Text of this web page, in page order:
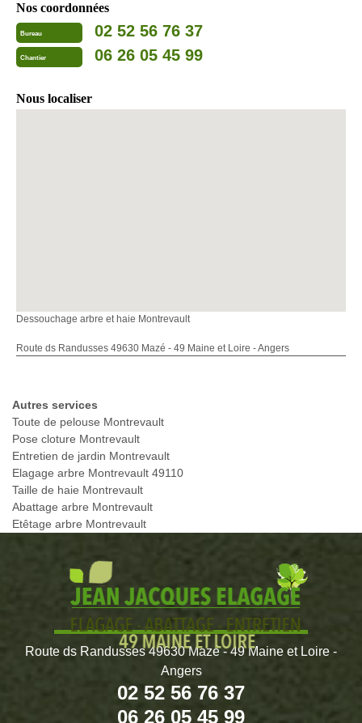
Nos coordonnées
Bureau 02 52 56 76 37
Chantier 06 26 05 45 99
Nous localiser
Dessouchage arbre et haie Montrevault
Route ds Randusses 49630 Mazé - 49 Maine et Loire - Angers
Autres services
Toute de pelouse Montrevault
Pose cloture Montrevault
Entretien de jardin Montrevault
Elagage arbre Montrevault 49110
Taille de haie Montrevault
Abattage arbre Montrevault
Etêtage arbre Montrevault
Route ds Randusses 49630 Mazé - 49 Maine et Loire -
Angers
02 52 56 76 37
06 26 05 45 99